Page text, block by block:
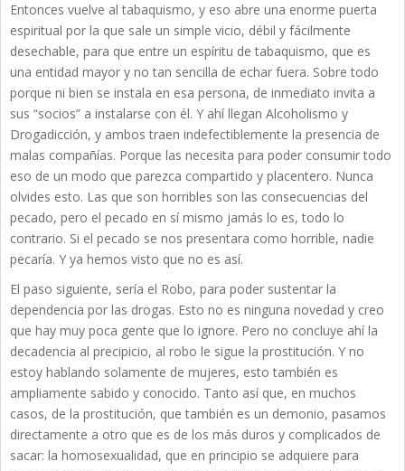
Entonces vuelve al tabaquismo, y eso abre una enorme puerta
espiritual por la que sale un simple vicio, débil y fácilmente
desechable, para que entre un espíritu de tabaquismo, que es
una entidad mayor y no tan sencilla de echar fuera. Sobre todo
porque ni bien se instala en esa persona, de inmediato invita a
sus “socios” a instalarse con él. Y ahí llegan Alcoholismo y
Drogadicción, y ambos traen indefectiblemente la presencia de
malas compañías. Porque las necesita para poder consumir todo
eso de un modo que parezca compartido y placentero. Nunca
olvides esto. Las que son horribles son las consecuencias del
pecado, pero el pecado en sí mismo jamás lo es, todo lo
contrario. Si el pecado se nos presentara como horrible, nadie
pecaría. Y ya hemos visto que no es así.
El paso siguiente, sería el Robo, para poder sustentar la
dependencia por las drogas. Esto no es ninguna novedad y creo
que hay muy poca gente que lo ignore. Pero no concluye ahí la
decadencia al precipicio, al robo le sigue la prostitución. Y no
estoy hablando solamente de mujeres, esto también es
ampliamente sabido y conocido. Tanto así que, en muchos
casos, de la prostitución, que también es un demonio, pasamos
directamente a otro que es de los más duros y complicados de
sacar: la homosexualidad, que en principio se adquiere para